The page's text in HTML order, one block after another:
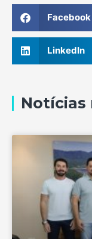
Facebook
LinkedIn
Notícias